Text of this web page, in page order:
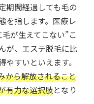
期間経過しても毛の
を指します。医療レ
が生えてこない”こ
が、エステ脱毛に比
すいといえます。
から解放されること
有力な選択肢となり